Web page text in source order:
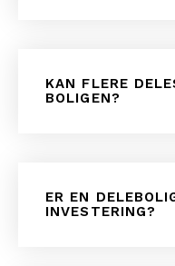
KAN FLERE
BOLIGEN?
ER EN
INVESTERING?